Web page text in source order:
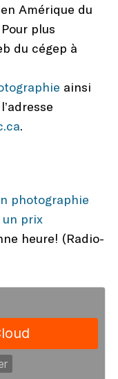
Amérique du
plus
du cégep à
ainsi
.
photographie
un prix
heure! (Radio-